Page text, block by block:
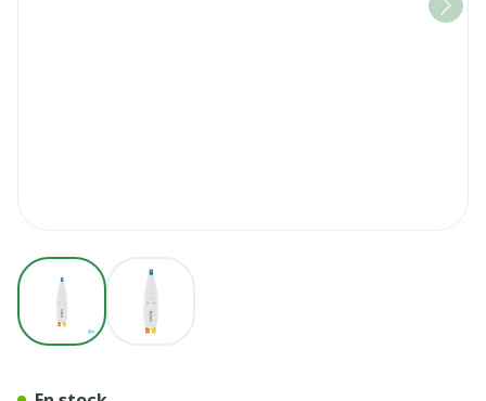
View larger imageView larger image